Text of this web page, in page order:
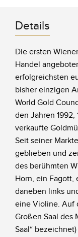
Details
Die ersten
Handel
erfolgreichsten
bisher einzigen
World Gold
den Jahren
verkaufte
Seit seiner
geblieben und
des berühmten
Horn, ein Fagott,
daneben links
eine Violine. Auf
Großen Saal des
Saal“